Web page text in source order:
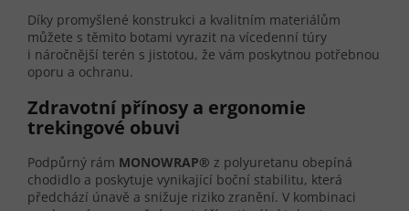
Díky promyšlené konstrukci a kvalitním materiálům
můžete s těmito botami vyrazit na vícedenní túry
i náročnější terén s jistotou, že vám poskytnou potřebnou
oporu a ochranu.
Zdravotní přínosy a ergonomie
trekingové obuvi
Podpůrný rám MONOWRAP® z polyuretanu obepíná
chodidlo a poskytuje vynikající boční stabilitu, která
předchází únavě a snižuje riziko zranění. V kombinaci